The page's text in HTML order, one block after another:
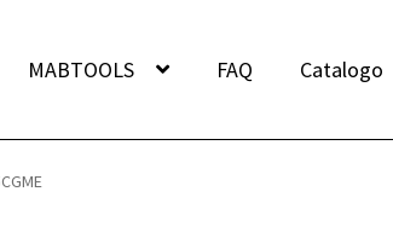
MABTOOLS FAQ Catalogo